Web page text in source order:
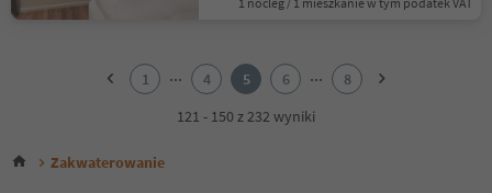
6
1 ... 4 5 6 ...
8
121 - 150 z 232 wyniki
Zakwaterowanie